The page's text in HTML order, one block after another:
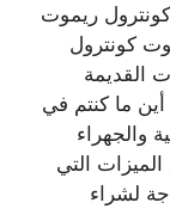
كونترول ريموت
كونترول
القديمة
أين ما كنتم في
والجهراء
التي
لشراء